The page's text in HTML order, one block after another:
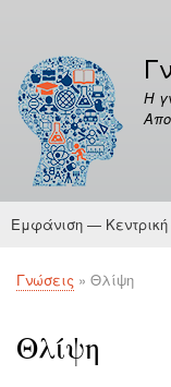
λογαριασμού
χρήστη
Η
Κεντρική
Εμφάνιση —
Γνώσεις
Αποφθέγματα
Breadcrumb
Γνώσεις Θλίψη
Θλίψη